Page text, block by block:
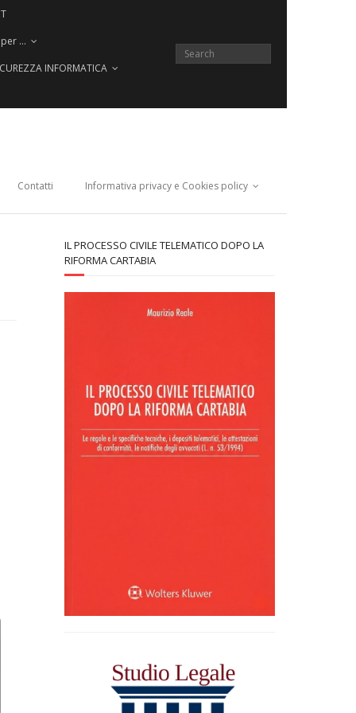
…
INFORMATICA
Contatti Informativa privacy e Cookies policy
IL PROCESSO CIVILE TELEMATICO DOPO LA
RIFORMA CARTABIA